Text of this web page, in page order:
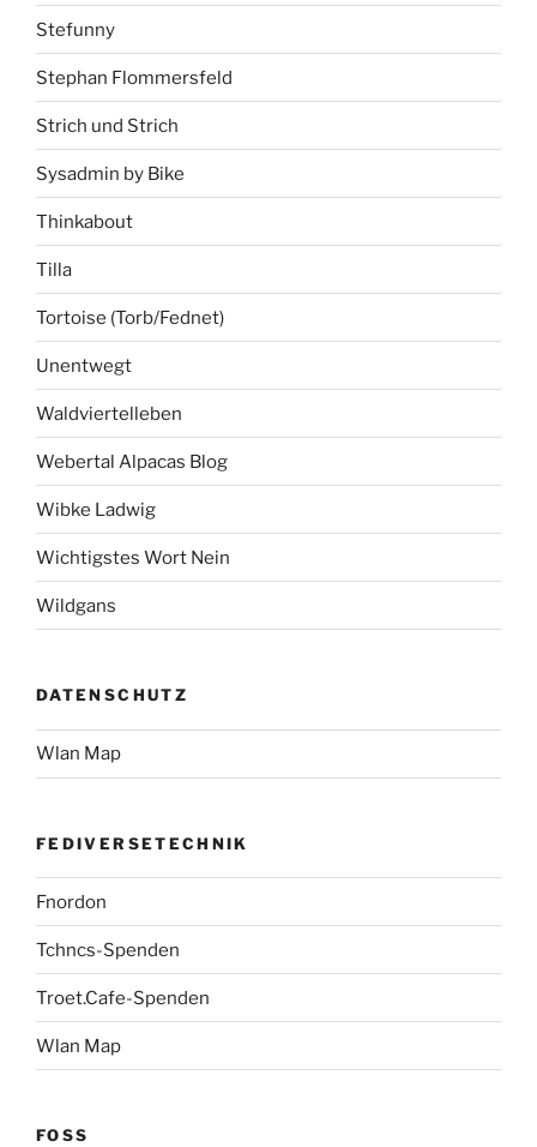
Stefunny
Stephan Flommersfeld
Strich und Strich
Sysadmin by Bike
Thinkabout
Tilla
Tortoise (Torb/Fednet)
Unentwegt
Waldviertelleben
Webertal Alpacas Blog
Wibke Ladwig
Wichtigstes Wort Nein
Wildgans
DATENSCHUTZ
Wlan Map
FEDIVERSETECHNIK
Fnordon
Tchncs-Spenden
Troet.Cafe-Spenden
Wlan Map
FOSS